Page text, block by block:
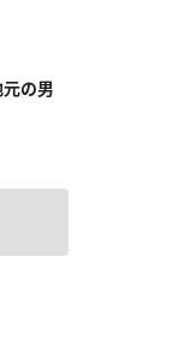
の男